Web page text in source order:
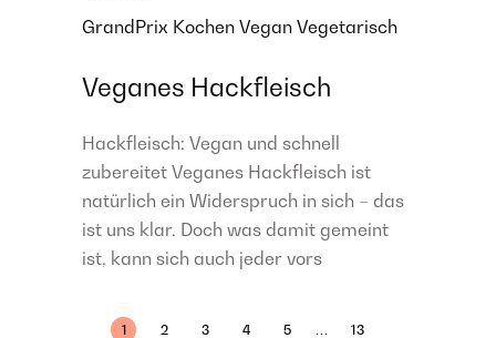
GrandPrix Kochen Vegan Vegetarisch
Veganes Hackfleisch
Hackfleisch: Vegan und schnell
zubereitet Veganes Hackfleisch ist
natürlich ein Widerspruch in sich – das
ist uns klar. Doch was damit gemeint
ist, kann sich auch jeder vors
1 2 3 4 5 ... 13